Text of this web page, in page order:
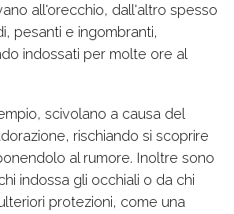
all'orecchio, dall'altro spesso
pesanti e ingombranti,
indossati per molte ore al
scivolano a causa del
rischiando si scoprire
al rumore. Inoltre sono
indossa gli occhiali o da chi
protezioni, come una